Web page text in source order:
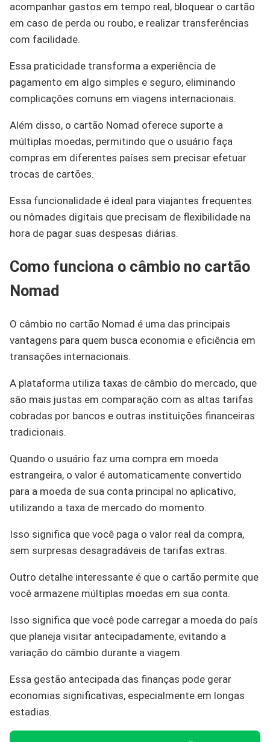
acompanhar gastos em tempo real, bloquear o cartão
em caso de perda ou roubo, e realizar transferências
com facilidade.
Essa praticidade transforma a experiência de
pagamento em algo simples e seguro, eliminando
complicações comuns em viagens internacionais.
Além disso, o cartão Nomad oferece suporte a
múltiplas moedas, permitindo que o usuário faça
compras em diferentes países sem precisar efetuar
trocas de cartões.
Essa funcionalidade é ideal para viajantes frequentes
ou nômades digitais que precisam de flexibilidade na
hora de pagar suas despesas diárias.
Como funciona o câmbio no cartão
Nomad
O câmbio no cartão Nomad é uma das principais
vantagens para quem busca economia e eficiência em
transações internacionais.
A plataforma utiliza taxas de câmbio do mercado, que
são mais justas em comparação com as altas tarifas
cobradas por bancos e outras instituições financeiras
tradicionais.
Quando o usuário faz uma compra em moeda
estrangeira, o valor é automaticamente convertido
para a moeda de sua conta principal no aplicativo,
utilizando a taxa de mercado do momento.
Isso significa que você paga o valor real da compra,
sem surpresas desagradáveis de tarifas extras.
Outro detalhe interessante é que o cartão permite que
você armazene múltiplas moedas em sua conta.
Isso significa que você pode carregar a moeda do país
que planeja visitar antecipadamente, evitando a
variação do câmbio durante a viagem.
Essa gestão antecipada das finanças pode gerar
economias significativas, especialmente em longas
estadias.